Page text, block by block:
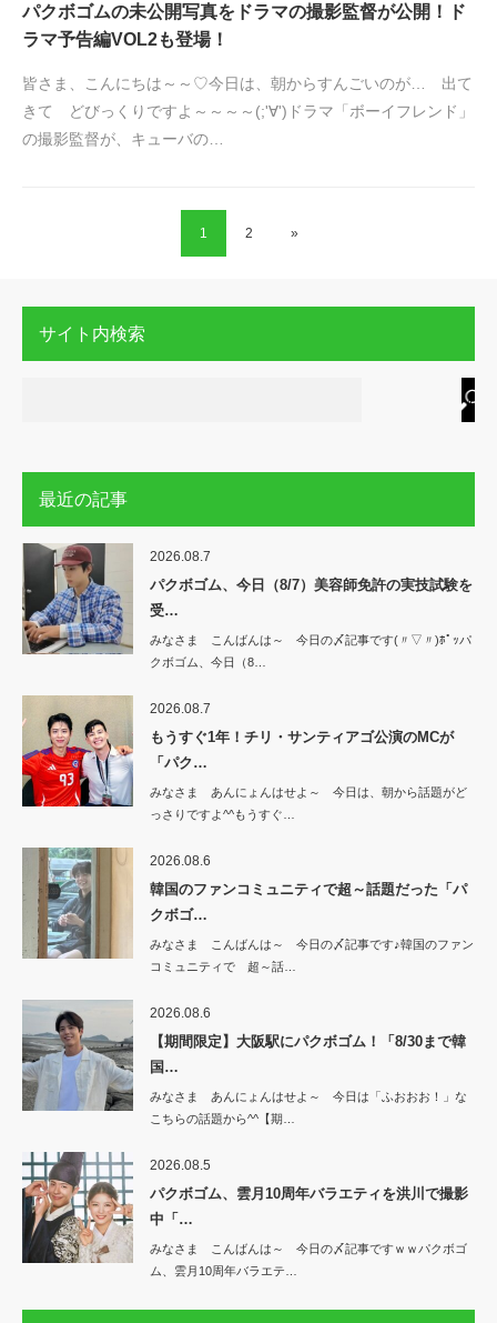
パクボゴムの未公開写真をドラマの撮影監督が公開！ド
ラマ予告編VOL2も登場！
皆さま、こんにちは～～♡今日は、朝からすんごいのが… 出て
きて どびっくりですよ～～～～(;'∀')ドラマ「ボーイフレンド」
の撮影監督が、キューバの…
1 2 »
サイト内検索
最近の記事
2026.08.7
パクボゴム、今日（8/7）美容師免許の実技試験を
受…
みなさま こんばんは～ 今日の〆記事です(〃▽〃)ﾎﾟｯパ
クボゴム、今日（8…
2026.08.7
もうすぐ1年！チリ・サンティアゴ公演のMCが
「パク…
みなさま あんにょんはせよ～ 今日は、朝から話題がど
っさりですよ^^もうすぐ…
2026.08.6
韓国のファンコミュニティで超～話題だった「パ
クボゴ…
みなさま こんばんは～ 今日の〆記事です♪韓国のファン
コミュニティで 超～話…
2026.08.6
【期間限定】大阪駅にパクボゴム！「8/30まで韓
国…
みなさま あんにょんはせよ～ 今日は「ふおおお！」な
こちらの話題から^^【期…
2026.08.5
パクボゴム、雲月10周年バラエティを洪川で撮影
中「…
みなさま こんばんは～ 今日の〆記事ですｗｗパクボゴ
ム、雲月10周年バラエテ…